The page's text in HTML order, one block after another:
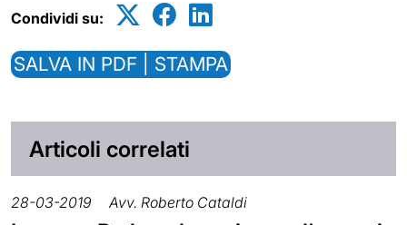
Condividi su:
SALVA IN PDF | STAMPA
Articoli correlati
28-03-2019 Avv. Roberto Cataldi